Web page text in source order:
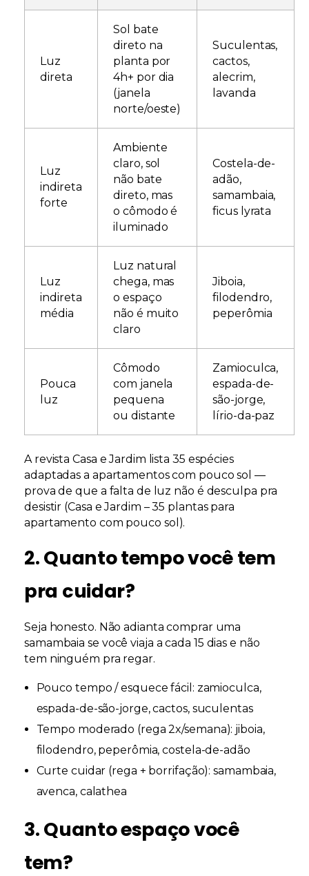
Luz
direta
Sol bate
direto na
planta por
4h+ por dia
(janela
norte/oeste)
Suculentas,
cactos,
alecrim,
lavanda
Luz
indireta
forte
Ambiente
claro, sol
não bate
direto, mas
o cômodo é
iluminado
Costela-de-
adão,
samambaia,
ficus lyrata
Luz
indireta
média
Luz natural
chega, mas
o espaço
não é muito
claro
Jiboia,
filodendro,
peperômia
Pouca
luz
Cômodo
com janela
pequena
ou distante
Zamioculca,
espada-de-
são-jorge,
lírio-da-paz
A revista Casa e Jardim lista 35 espécies
adaptadas a apartamentos com pouco sol —
prova de que a falta de luz não é desculpa pra
desistir (Casa e Jardim – 35 plantas para
apartamento com pouco sol ).
2. Quanto tempo você tem
pra cuidar?
Seja honesto. Não adianta comprar uma
samambaia se você viaja a cada 15 dias e não
tem ninguém pra regar.
Pouco tempo / esquece fácil: zamioculca,
espada-de-são-jorge, cactos, suculentas
Tempo moderado (rega 2x/semana): jiboia,
filodendro, peperômia, costela-de-adão
Curte cuidar (rega + borrifação): samambaia,
avenca, calathea
3. Quanto espaço você
tem?